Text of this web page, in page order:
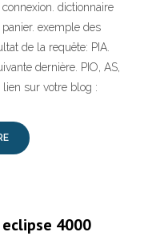
dictionnaire
exemple des
de la requête: PIA.
dernière. PIO, AS,
lien sur votre blog :
4000